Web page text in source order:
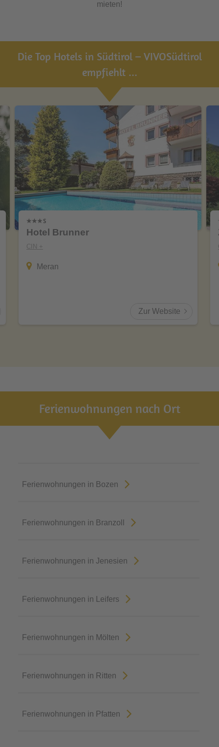
mieten!
Die Top Hotels in Südtirol – VIVOSüdtirol
empfiehlt ...
Hotel Brunner
CIN +
Meran
Zur Website
Ferienwohnungen nach Ort
Ferienwohnungen in Bozen
Ferienwohnungen in Branzoll
Ferienwohnungen in Jenesien
Ferienwohnungen in Leifers
Ferienwohnungen in Mölten
Ferienwohnungen in Ritten
Ferienwohnungen in Pfatten